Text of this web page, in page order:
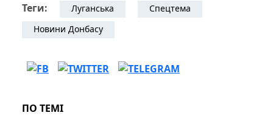
Теги: Луганська
Спецтема
Новини Донбасу
ПО ТЕМІ